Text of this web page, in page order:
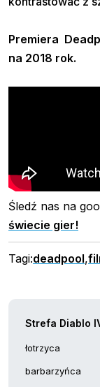
Premiera
na 2018 rok.
Śledź nas na
świecie gier!
Tagi:deadpool,
Strefa Diablo
łotrzyca
barbarzyńca